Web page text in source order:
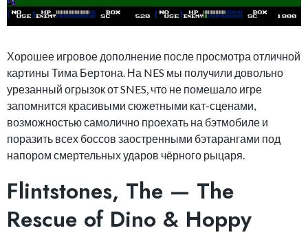
Хорошее игровое дополнение после просмотра отличной
картины Тима Бертона. На NES мы получили довольно
урезанный огрызок от SNES, что не помешало игре
запомнится красивыми сюжетными кат-сценами,
возможностью самолично проехать на бэтмобиле и
поразить всех боссов заостренными бэтарангами под
напором смертельных ударов чёрного рыцаря.
Flintstones, The — The
Rescue of Dino & Hoppy